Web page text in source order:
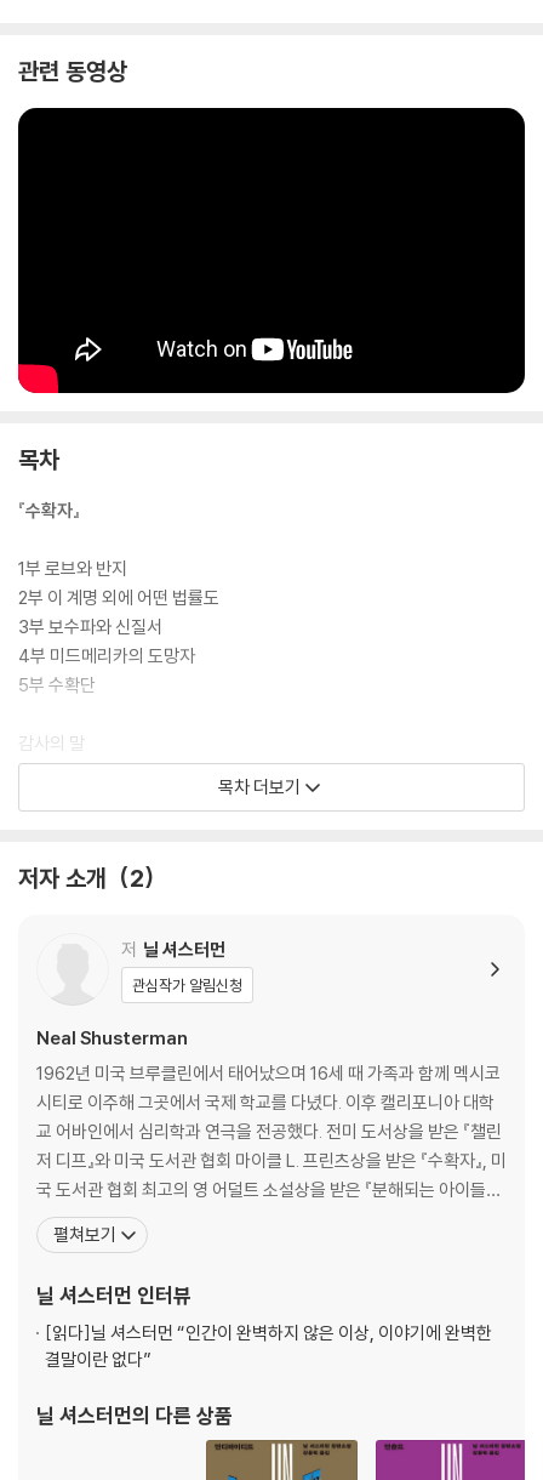
관련 동영상
목차
『수확자』
1부 로브와 반지
2부 이 계명 외에 어떤 법률도
3부 보수파와 신질서
4부 미드메리카의 도망자
5부 수확단
감사의 말
2부 위험
4부 파국의 경고
5부 그 너머의 상황들
6부 인듀라와 노드
감사의 말
『종소리』
1부 잃어버린 섬과 잠긴 도시
3부 코브라의 해
5부 그릇들
감사의 말
목차 더보기
저자 소개 2
저 닐 셔스터먼
관심작가 알림신청
Neal Shusterman
1962년 미국 브루클린에서 태어났으며 16세 때 가족과 함께 멕시코
시티로 이주해 그곳에서 국제 학교를 다녔다. 이후 캘리포니아 대학
교 어바인에서 심리학과 연극을 전공했다. 전미 도서상을 받은 『챌린
저 디프』와 미국 도서관 협회 마이클 L. 프린츠상을 받은 『수확자』, 미
국 도서관 협회 최고의 영 어덜트 소설상을 받은 『분해되는 아이들』,
보스턴 글로브 혼 북상을 받은 『슈와가 여기 있었다』 등을 포함해 30
개가 넘는 다양한 상을 수상했다. 대중성을 인정받아 「수확자」 시리
재 플로리다에 거주하며 아들인 재러드
펼쳐보기
닐 셔스터먼 인터뷰
[읽다]닐 셔스터먼 “인간이 완벽하지 않은 이상, 이야기에 완벽한
결말이란 없다”
닐 셔스터먼의 다른 상품